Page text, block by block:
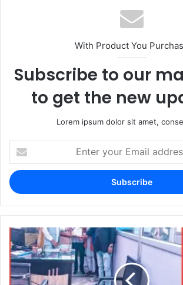
With Product You
Subscribe to our
to get the new
Lorem ipsum dolor sit amet,